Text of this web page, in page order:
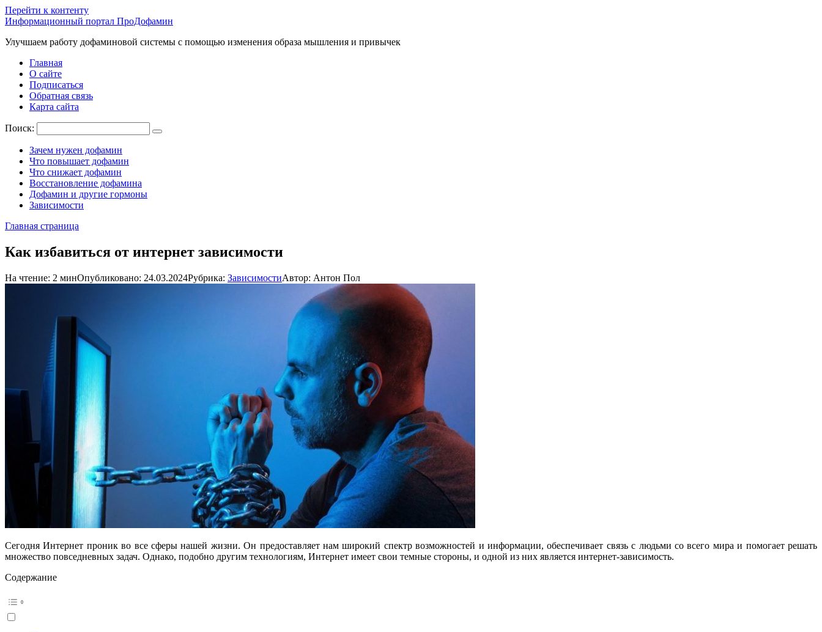
Перейти к контенту
Информационный портал ПроДофамин
Улучшаем работу дофаминовой системы с помощью изменения образа мышления и привычек
Главная
О сайте
Подписаться
Обратная связь
Карта сайта
Поиск:
Зачем нужен дофамин
Что повышает дофамин
Что снижает дофамин
Восстановление дофамина
Дофамин и другие гормоны
Зависимости
Главная страница
Как избавиться от интернет зависимости
На чтение: 2 минОпубликовано: 24.03.2024Рубрика: ЗависимостиАвтор: Антон Пол
Сегодня Интернет проник во все сферы нашей жизни. Он предоставляет нам широкий спектр возможностей и информации, обеспечивает связь с людьми со всего мира и помогает решать
множество повседневных задач. Однако, подобно другим технологиям, Интернет имеет свои темные стороны, и одной из них является интернет-зависимость.
Содержание